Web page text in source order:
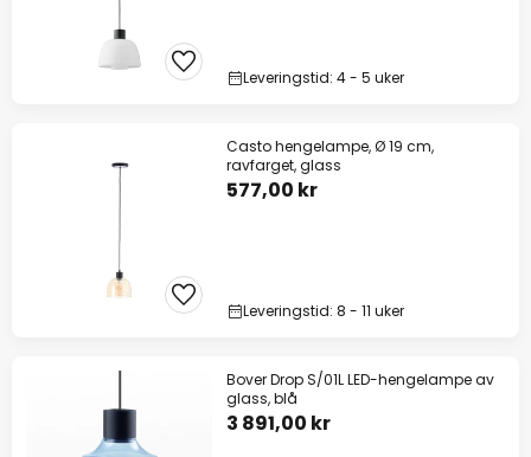
Leveringstid: 4 - 5 uker
Casto hengelampe, Ø 19 cm,
ravfarget, glass
577,00 kr
Leveringstid: 8 - 11 uker
Bover Drop S/01L LED-hengelampe av
glass, blå
3 891,00 kr